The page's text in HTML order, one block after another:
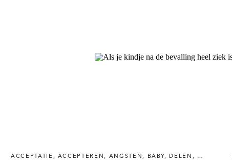
ACCEPTATIE , ACCEPTEREN , ANGSTEN , BABY, DELEN , EMOTIES